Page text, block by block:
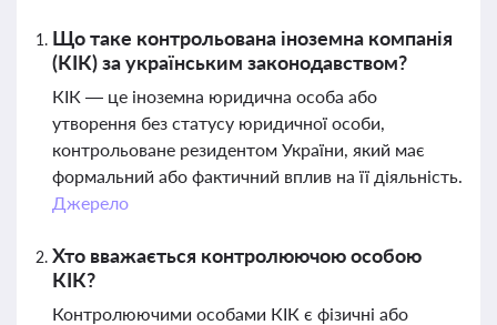
Що таке контрольована іноземна компанія
(КІК) за українським законодавством?
КІК — це іноземна юридична особа або
утворення без статусу юридичної особи,
контрольоване резидентом України, який має
формальний або фактичний вплив на її діяльність.
Джерело
Хто вважається контролюючою особою
КІК?
Контролюючими особами КІК є фізичні або